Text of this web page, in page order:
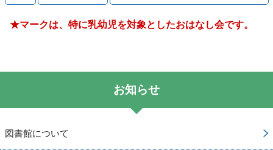
★マークは、特に乳幼児を対象としたおはなし会です。
お知らせ
図書館について